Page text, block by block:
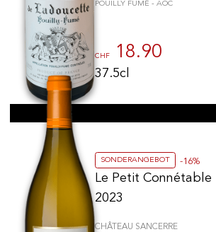
POUILLY FUMÉ - AOC
CHF 18.90
37.5cl
SONDERANGEBOT -16%
Le Petit Connétable
2023
CHÂTEAU SANCERRE